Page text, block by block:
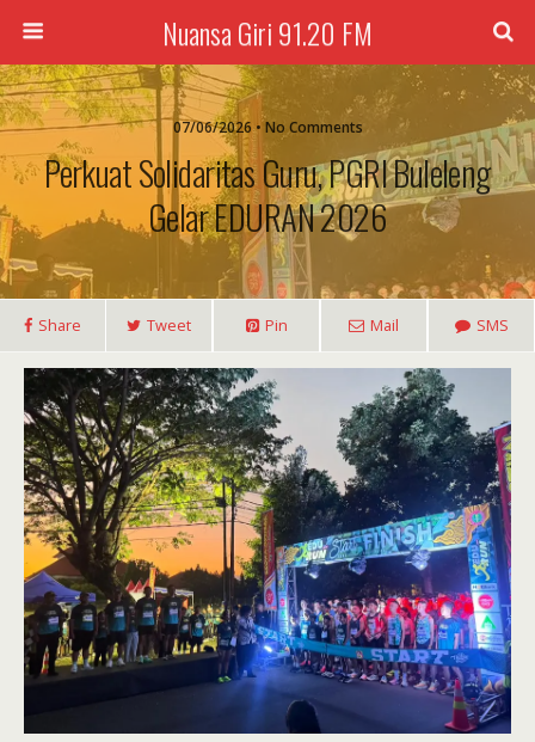
Nuansa Giri 91.20 FM
07/06/2026 • No Comments
Perkuat Solidaritas Guru, PGRI Buleleng
Gelar EDURAN 2026
Share Tweet Pin Mail SMS